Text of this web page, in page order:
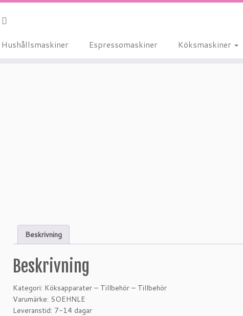
Hushållsmaskiner Espressomaskiner Köksmaskiner
Beskrivning
Beskrivning
Kategori: Köksapparater – Tillbehör – Tillbehör
Varumärke: SOEHNLE
Leveranstid: 7-14 dagar